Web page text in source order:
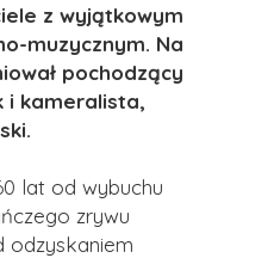
z wyjątkowym
muzycznym. Na
pochodzący
i kameralista,
lat od wybuchu
zrywu
odzyskaniem